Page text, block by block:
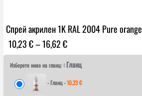
Спрей акрилен 1K RAL 2004 Pure orange
10,23€–16,62€Price
range:
10,23 €
through
16,62 €
Изберете ниво на гланц: : Гланц
-Гланц-10,23€